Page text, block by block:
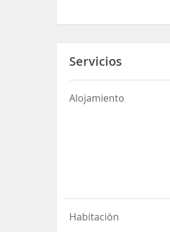
Servicios
Alojamiento
Habitación